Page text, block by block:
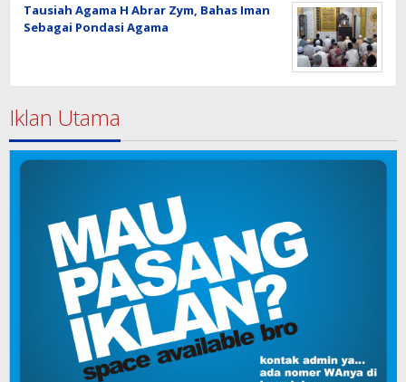
Tausiah Agama H Abrar Zym, Bahas Iman
Sebagai Pondasi Agama
Iklan Utama